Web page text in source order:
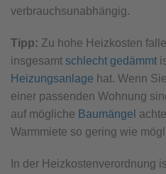
verbrauchsunabhängig.
Tipp: Zu hohe Heizkosten
insgesamt schlecht gedämmt
Heizungsanlage hat. Wenn
einer passenden Wohnung
auf mögliche Baumängel
Warmmiete so gering wie
In der Heizkostenverordnung